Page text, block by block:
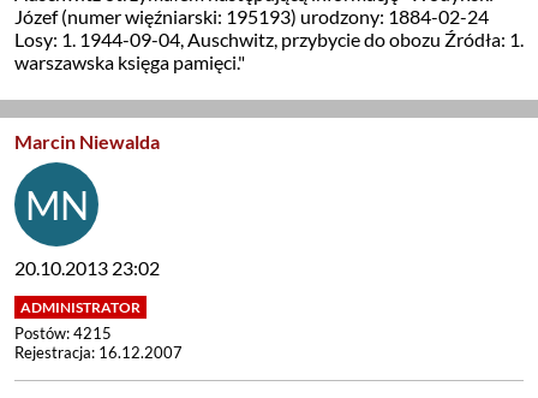
Józef (numer więźniarski: 195193) urodzony: 1884-02-24
Losy: 1. 1944-09-04, Auschwitz, przybycie do obozu Źródła: 1.
warszawska księga pamięci."
Marcin Niewalda
20.10.2013 23:02
Postów: 4215
Rejestracja: 16.12.2007